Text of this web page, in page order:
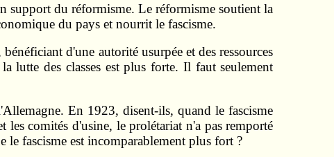
support du réformisme. Le réformisme soutient la
du pays et nourrit le fascisme.
d'une autorité usurpée et des ressources
lutte des classes est plus forte. Il faut seulement
En 1923, disent-ils, quand le fascisme
les comités d'usine, le prolétariat n'a pas remporté
fascisme est incomparablement plus fort ?